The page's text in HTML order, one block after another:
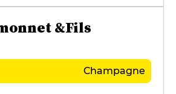
&Fils
Champagne